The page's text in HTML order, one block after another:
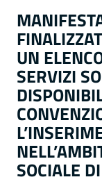
UN
SERVIZI
SOCIALE